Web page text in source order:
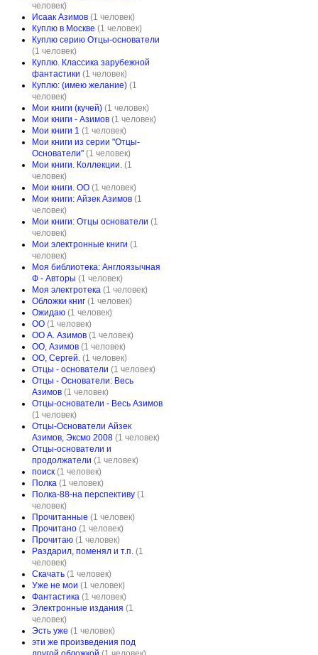
человек)
Исаак Азимов (1 человек)
Куплю в Москве (1 человек)
Куплю серию Отцы-основатели
(1 человек)
Куплю. Классика зарубежной
фантастики (1 человек)
Куплю: (имею желание) (1
человек)
Мои книги (кучей) (1 человек)
Мои книги - Азимов (1 человек)
Мои книги 1 (1 человек)
Мои книги из серии "Отцы-
Основатели" (1 человек)
Мои книги. Коллекции. (1
человек)
Мои книги. ОО (1 человек)
Мои книги: Айзек Азимов (1
человек)
Мои книги: Отцы основатели (1
человек)
Мои электронные книги (1
человек)
Моя библиотека: Англоязычная
Ф - Авторы (1 человек)
Моя электротека (1 человек)
Обложки книг (1 человек)
Ожидаю (1 человек)
ОО (1 человек)
ОО А. Азимов (1 человек)
ОО, Азимов (1 человек)
ОО, Сергей. (1 человек)
Отцы - основатели (1 человек)
Отцы - Основатели: Весь
Азимов (1 человек)
Отцы-основатели - Весь Азимов
(1 человек)
Отцы-Основатели Айзек
Азимов, Эксмо 2008 (1 человек)
Отцы-основатели и
продолжатели (1 человек)
поиск (1 человек)
Полка (1 человек)
Полка-88-на перспективу (1
человек)
Прочитанные (1 человек)
Прочитано (1 человек)
Прочитаю (1 человек)
Раздарил, поменял и т.п. (1
человек)
Скачать (1 человек)
Уже не мои (1 человек)
Фантастика (1 человек)
Электронные издания (1
человек)
Эсть уже (1 человек)
эти же произведения под